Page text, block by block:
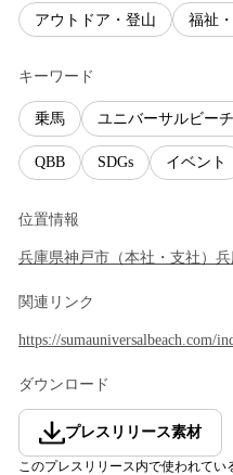
アウトドア・登山 福祉
キーワード
乗馬 ユニバーサルビーチ
QBB SDGs イベント
位置情報
兵庫県神戸市 （本社・支社 ）
関連リンク
https://sumauniversalbeach.com/
ダウンロード
プレスリリース素材
このプレスリリース内で使われて